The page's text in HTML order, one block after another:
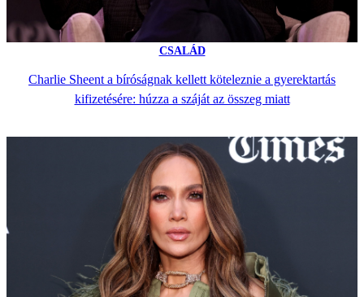
CSALÁD
Charlie Sheent a bíróságnak kellett köteleznie a gyerektartás
kifizetésére: húzza a száját az összeg miatt